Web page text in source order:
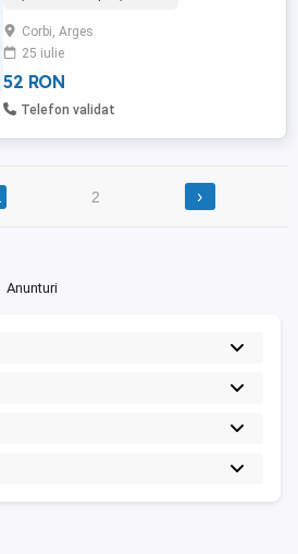
acces facil direct din drumul asfaltat.
Avantaje: Locație ideală suficient de
aproape pentru a ajunge ...
Corbi, Arges
25 iulie
52 RON
Telefon validat
2 ›
Anunturi